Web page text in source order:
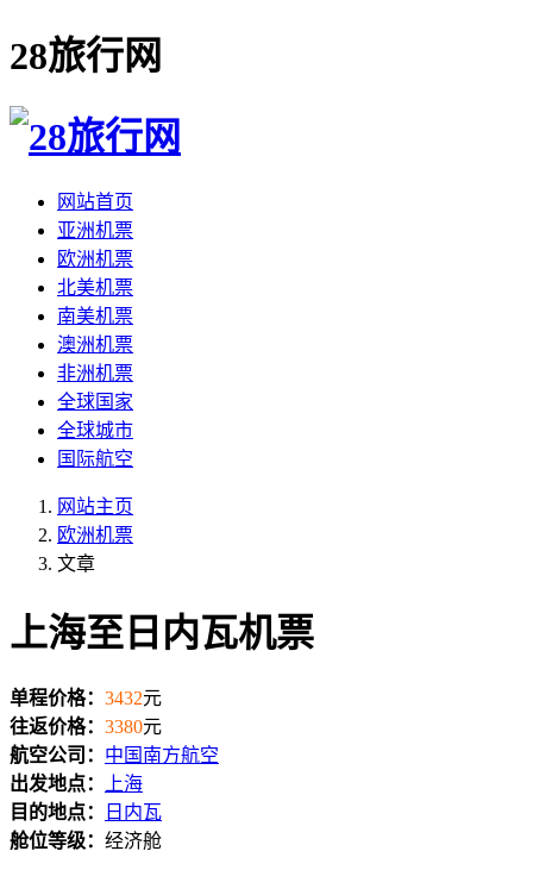
28旅行网
网站首页
亚洲机票
欧洲机票
北美机票
南美机票
澳洲机票
非洲机票
全球国家
全球城市
国际航空
网站主页
欧洲机票
文章
上海至日内瓦机票
单程价格： 3432元
往返价格： 3380元
航空公司： 中国南方航空
出发地点：
上海
目的地点：
日内瓦
舱位等级： 经济舱